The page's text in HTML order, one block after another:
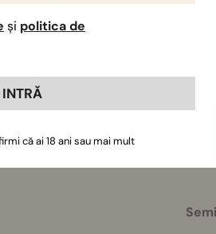
, contactați-ne
și politica de
că ai 18 ani sau mai mult